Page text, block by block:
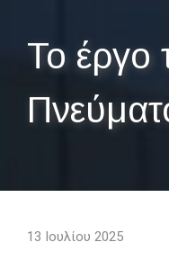
Το έργο
13 Ιουλίου 2025